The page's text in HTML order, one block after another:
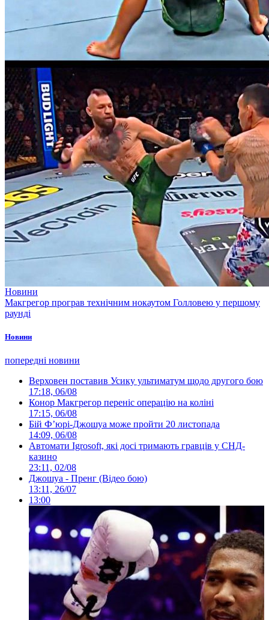
Новини
Макгрегор програв технічним нокаутом Голловею у першому
раунді
Новини
попередні новини
Верховен поставив Усику ультиматум щодо другого бою
17:18, 06/08
Конор Макгрегор переніс операцію на коліні
17:15, 06/08
Бій Ф’юрі-Джошуа може пройти 20 листопада
14:09, 06/08
Автомати Igrosoft, які досі тримають гравців у СНД-
казино
23:11, 02/08
Джошуа - Пренг (Відео бою)
13:11, 26/07
13:00